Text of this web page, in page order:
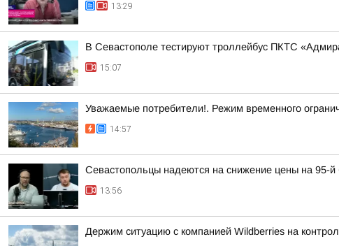
13:29
В Севастополе тестируют троллейбус ПКТС
15:07
Уважаемые потребители!. Режим временного
14:57
Севастопольцы надеются на снижение цены на 95-й
13:56
Держим ситуацию с компанией Wildberries на